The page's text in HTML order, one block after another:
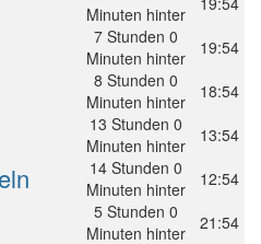
Minuten hinter
7 Stunden 0
Minuten hinter
19:54
8 Stunden 0
Minuten hinter
18:54
13 Stunden 0
Minuten hinter
13:54
14 Stunden 0
Minuten hinter
12:54
5 Stunden 0
Minuten hinter
21:54